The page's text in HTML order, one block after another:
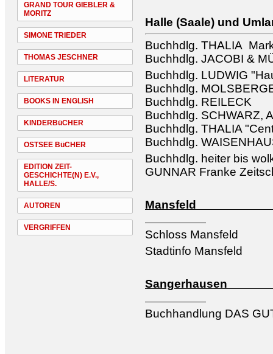
GRAND TOUR GIEBLER &
MORITZ
SIMONE TRIEDER
THOMAS JESCHNER
LITERATUR
BOOKS IN ENGLISH
KINDERBüCHER
OSTSEE BüCHER
EDITION ZEIT-
GESCHICHTE(N) E.V.,
HALLE/S.
AUTOREN
VERGRIFFEN
Halle (Saale) und
Buchhdlg. THALIA
Buchhdlg. JACOBI &
Buchhdlg. LUDWIG
Buchhdlg.
Buchhdlg. REILECK
Buchhdlg. SCHWARZ,
Buchhdlg. THALIA
Buchhdlg.
Buchhdlg. heiter bis
GUNNAR Franke
Schloss Mansfeld
Stadtinfo Mansfeld
Buchhandlung DAS